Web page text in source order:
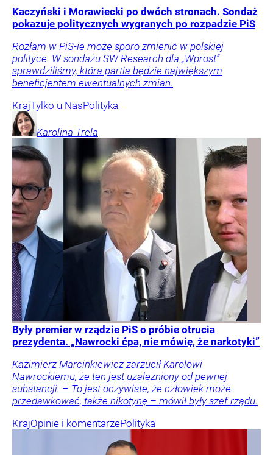
Kaczyński i Morawiecki po dwóch stronach. Sondaż
pokazuje politycznych wygranych po rozpadzie PiS
Rozłam w PiS-ie może sporo zmienić w polskiej
polityce. W sondażu SW Research dla „Wprost”
sprawdziliśmy, która partia będzie największym
beneficjentem ewentualnych zmian.
KrajTylko u NasPolityka
Karolina Trela
Były premier w rządzie PiS o próbie otrucia
prezydenta. „Nawrocki ćpa, nie mówię, że narkotyki”
Kazimierz Marcinkiewicz zarzucił Karolowi
Nawrockiemu, że ten jest uzależniony od pewnej
substancji. – To jest oczywiste, że człowiek może
przedawkować, także nikotynę – mówił były szef rządu.
KrajOpinie i komentarzePolityka